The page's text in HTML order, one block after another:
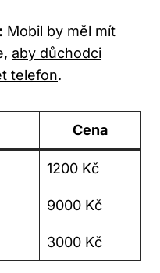
Mobil by měl mít
aby důchodci
telefon.
Cena
1200 Kč
9000 Kč
3000 Kč